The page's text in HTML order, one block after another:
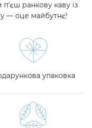
п'єш ранкову каву із
— оце майбутнє!
упаковка